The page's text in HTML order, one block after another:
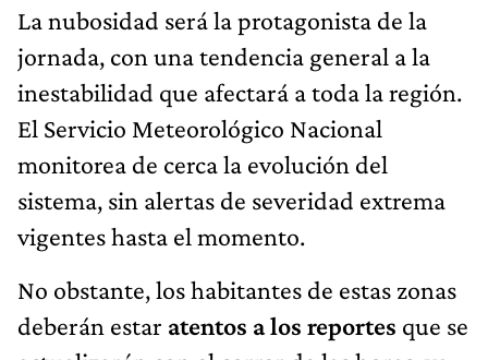
La nubosidad será la protagonista de la
jornada, con una tendencia general a la
inestabilidad que afectará a toda la región.
El Servicio Meteorológico Nacional
monitorea de cerca la evolución del
sistema, sin alertas de severidad extrema
vigentes hasta el momento.
No obstante, los habitantes de estas zonas
deberán estar atentos a los reportes que se